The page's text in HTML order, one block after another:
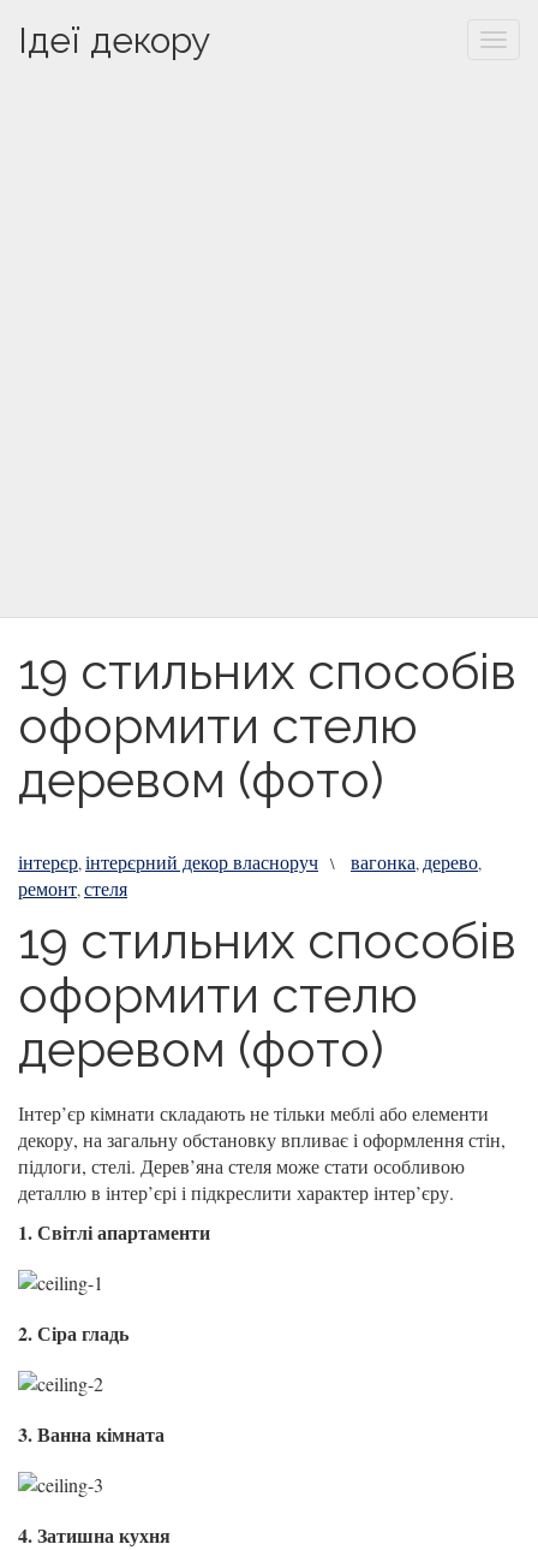
Ідеї декору
19 стильних способів
оформити стелю
деревом (фото)
інтерєр,інтерєрний декор власноруч \ вагонка, дерево,
ремонт,стеля
19 стильних способів
оформити стелю
деревом (фото)
Інтер’єр кімнати складають не тільки меблі або елементи
декору, на загальну обстановку впливає і оформлення стін,
підлоги, стелі. Дерев’яна стеля може стати особливою
деталлю в інтер’єрі і підкреслити характер інтер’єру.
1. Світлі апартаменти
2. Сіра гладь
3. Ванна кімната
4. Затишна кухня